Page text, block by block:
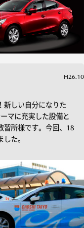
H26.10
新しい自分になりた
マに充実した設備と
習所様です。今回、18
た。